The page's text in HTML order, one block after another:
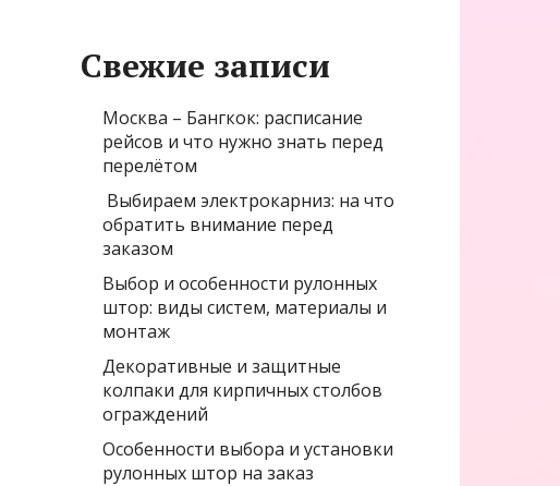
Свежие записи
Москва – Бангкок: расписание
рейсов и что нужно знать перед
перелётом
Выбираем электрокарниз: на что
обратить внимание перед
заказом
Выбор и особенности рулонных
штор: виды систем, материалы и
монтаж
Декоративные и защитные
колпаки для кирпичных столбов
ограждений
Особенности выбора и установки
рулонных штор на заказ